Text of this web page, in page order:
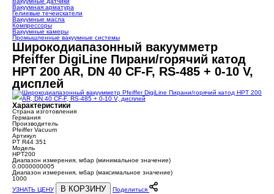
Вакуумная арматура
Гелиевые течеискатели
Вакуумные масла
Компрессоры
Вакуумные камеры
Промышленные вакуумные системы
Широкодиапазонный вакуумметр
Pfeiffer DigiLine Пирани/горячий катод
HPT 200 AR, DN 40 CF-F, RS-485 + 0-10 V,
дисплей
Характеристики
Страна изготовления
Германия
Производитель
Pfeiffer Vacuum
Артикул
PT R44 351
Модель
HPT200
Диапазон измерения, мбар (минимальное значение)
0.0000000005
Диапазон измерения, мбар (максимальное значение)
1000
УЗНАТЬ ЦЕНУ
В КОРЗИНУ
Поделиться